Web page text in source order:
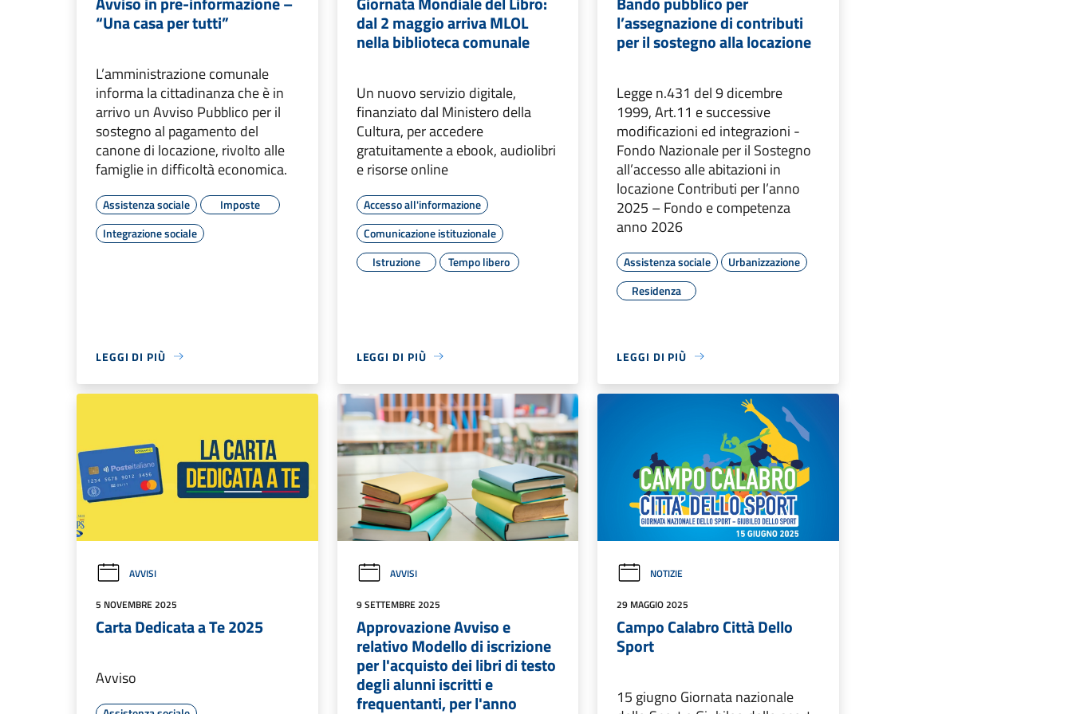
“Una casa per tutti”
L’amministrazione comunale
informa la cittadinanza che è in
arrivo un Avviso Pubblico per il
sostegno al pagamento del
canone di locazione, rivolto alle
famiglie in difficoltà economica.
Assistenza sociale
Imposte
Integrazione sociale
LEGGI DI PIÙ
dal 2 maggio arriva MLOL
nella biblioteca comunale
Un nuovo servizio digitale,
finanziato dal Ministero della
Cultura, per accedere
gratuitamente a ebook, audiolibri
e risorse online
Accesso all'informazione
Comunicazione istituzionale
Istruzione
Tempo libero
LEGGI DI PIÙ
l’assegnazione di contributi
per il sostegno alla locazione
Legge n.431 del 9 dicembre
1999, Art.11 e successive
modificazioni ed integrazioni -
Fondo Nazionale per il Sostegno
all’accesso alle abitazioni in
locazione Contributi per l’anno
2025 – Fondo e competenza
anno 2026
Assistenza sociale
Urbanizzazione
Residenza
LEGGI DI PIÙ
AVVISI
5 NOVEMBRE 2025
Carta Dedicata a Te 2025
Avviso
AVVISI
9 SETTEMBRE 2025
Approvazione Avviso e
relativo Modello di iscrizione
per l'acquisto dei libri di testo
degli alunni iscritti e
frequentanti, per l'anno
NOTIZIE
29 MAGGIO 2025
Campo Calabro Città Dello
Sport
15 giugno Giornata nazionale